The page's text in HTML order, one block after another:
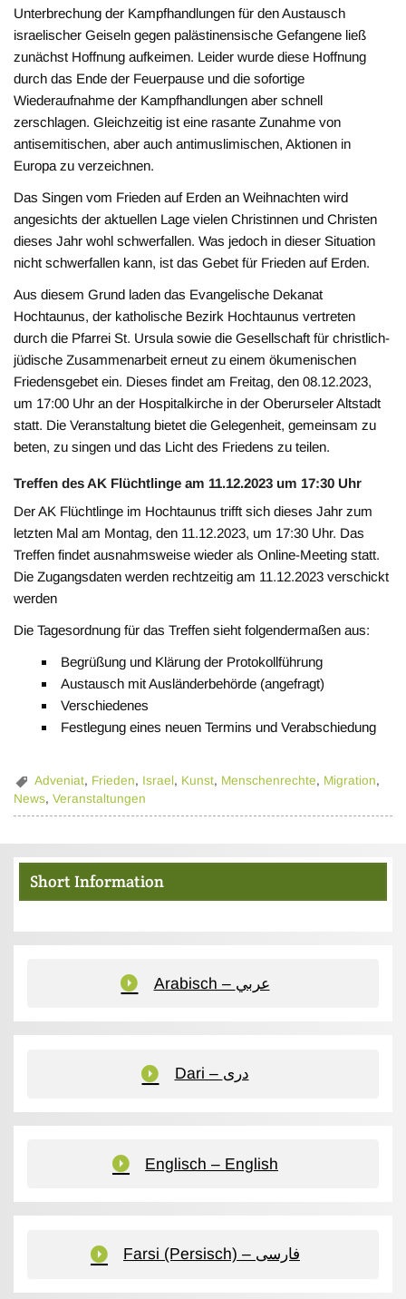
Unterbrechung der Kampfhandlungen für den Austausch
israelischer Geiseln gegen palästinensische Gefangene ließ
zunächst Hoffnung aufkeimen. Leider wurde diese Hoffnung
durch das Ende der Feuerpause und die sofortige
Wiederaufnahme der Kampfhandlungen aber schnell
zerschlagen. Gleichzeitig ist eine rasante Zunahme von
antisemitischen, aber auch antimuslimischen, Aktionen in
Europa zu verzeichnen.
Das Singen vom Frieden auf Erden an Weihnachten wird
angesichts der aktuellen Lage vielen Christinnen und Christen
dieses Jahr wohl schwerfallen. Was jedoch in dieser Situation
nicht schwerfallen kann, ist das Gebet für Frieden auf Erden.
Aus diesem Grund laden das Evangelische Dekanat
Hochtaunus, der katholische Bezirk Hochtaunus vertreten
durch die Pfarrei St. Ursula sowie die Gesellschaft für christlich-
jüdische Zusammenarbeit erneut zu einem ökumenischen
Friedensgebet ein. Dieses findet am Freitag, den 08.12.2023,
um 17:00 Uhr an der Hospitalkirche in der Oberurseler Altstadt
statt. Die Veranstaltung bietet die Gelegenheit, gemeinsam zu
beten, zu singen und das Licht des Friedens zu teilen.
Treffen des AK Flüchtlinge am 11.12.2023 um 17:30 Uhr
Der AK Flüchtlinge im Hochtaunus trifft sich dieses Jahr zum
letzten Mal am Montag, den 11.12.2023, um 17:30 Uhr. Das
Treffen findet ausnahmsweise wieder als Online-Meeting statt.
Die Zugangsdaten werden rechtzeitig am 11.12.2023 verschickt
werden
Die Tagesordnung für das Treffen sieht folgendermaßen aus:
Begrüßung und Klärung der Protokollführung
Austausch mit Ausländerbehörde (angefragt)
Verschiedenes
Festlegung eines neuen Termins und Verabschiedung
Adveniat, Frieden, Israel , Kunst, Menschenrechte, Migration,
News,Veranstaltungen
Short Information
Arabisch – عربي
Dari – دری
Englisch – English
Farsi (Persisch) – فارسی